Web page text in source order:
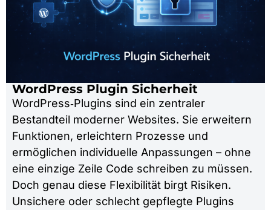
WordPress Plugin Sicherheit
WordPress‑Plugins sind ein zentraler
Bestandteil moderner Websites. Sie erweitern
Funktionen, erleichtern Prozesse und
ermöglichen individuelle Anpassungen – ohne
eine einzige Zeile Code schreiben zu müssen.
Doch genau diese Flexibilität birgt Risiken.
Unsichere oder schlecht gepflegte Plugins